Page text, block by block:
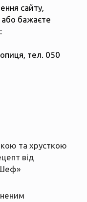
сайту,
або бажаєте
тел. 050
та хрусткою
від